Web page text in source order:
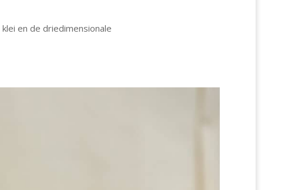
en de driedimensionale